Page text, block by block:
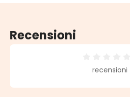
Recensioni
Valutazione media di 0 su 5
recensioni